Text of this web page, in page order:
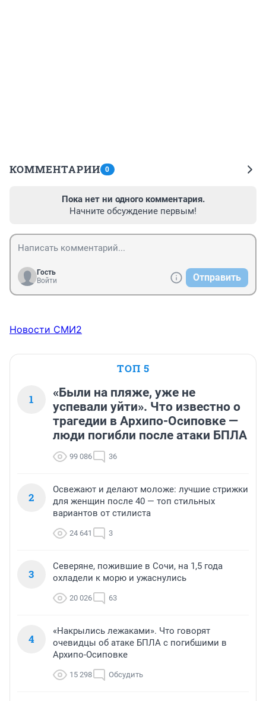
КОММЕНТАРИИ 0
Пока нет ни одного комментария.
Начните обсуждение первым!
Гость
Войти
Отправить
Новости СМИ2
ТОП 5
1
«Были на пляже, уже не
успевали уйти». Что известно о
трагедии в Архипо-Осиповке —
люди погибли после атаки БПЛА
99 086 36
2
Освежают и делают моложе: лучшие стрижки
для женщин после 40 — топ стильных
вариантов от стилиста
24 641 3
3
Северяне, пожившие в Сочи, на 1,5 года
охладели к морю и ужаснулись
20 026 63
4
«Накрылись лежаками». Что говорят
очевидцы об атаке БПЛА с погибшими в
Архипо-Осиповке
15 298 Обсудить